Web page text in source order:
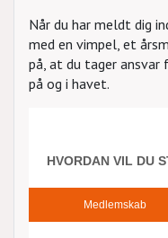
Når du har meldt dig
med en vimpel, et
på, at du tager ansvar
på og i havet.